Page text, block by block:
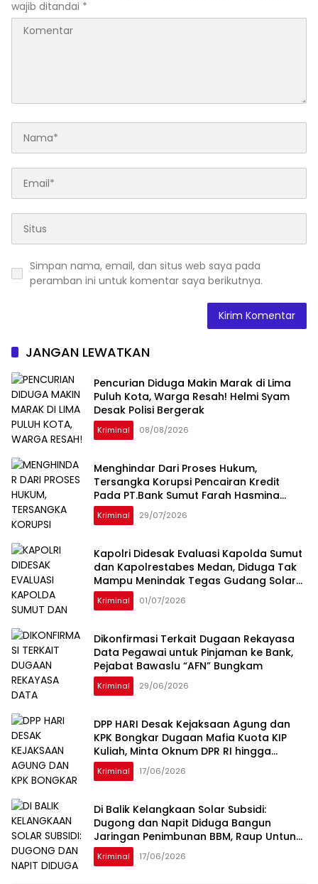
wajib ditandai *
Simpan nama, email, dan situs web saya pada
peramban ini untuk komentar saya berikutnya.
JANGAN LEWATKAN
Pencurian Diduga Makin Marak di Lima
Puluh Kota, Warga Resah! Helmi Syam
Desak Polisi Bergerak
Kriminal 08/08/2026
Menghindar Dari Proses Hukum,
Tersangka Korupsi Pencairan Kredit
Pada PT.Bank Sumut Farah Hasmina
Ditangkap Oleh Tim Intelijen Kejati Sumut
Di Jakarta
Kriminal 29/07/2026
Kapolri Didesak Evaluasi Kapolda Sumut
dan Kapolrestabes Medan, Diduga Tak
Mampu Menindak Tegas Gudang Solar
Subsidi Napit dan Dugong
Kriminal 01/07/2026
Dikonfirmasi Terkait Dugaan Rekayasa
Data Pegawai untuk Pinjaman ke Bank,
Pejabat Bawaslu “AFN” Bungkam
Kriminal 29/06/2026
DPP HARI Desak Kejaksaan Agung dan
KPK Bongkar Dugaan Mafia Kuota KIP
Kuliah, Minta Oknum DPR RI hingga
Kampus Penerima Diperiksa
Kriminal 17/06/2026
Di Balik Kelangkaan Solar Subsidi:
Dugong dan Napit Diduga Bangun
Jaringan Penimbunan BBM, Raup Untung
Ratusan Juta Rupiah per Hari
Kriminal 17/06/2026